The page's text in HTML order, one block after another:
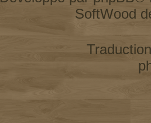
SoftWood